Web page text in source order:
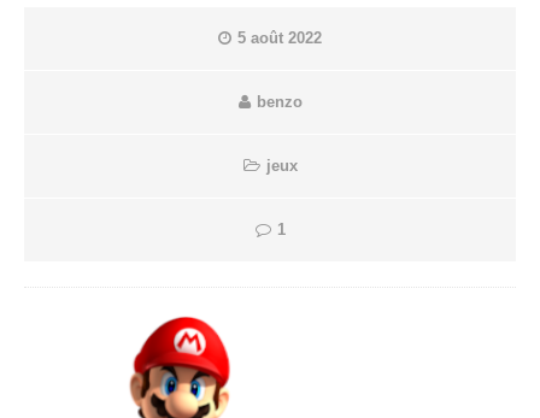
5 août 2022
benzo
jeux
1